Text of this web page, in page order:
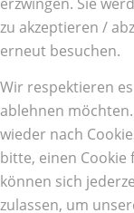
zu akzeptieren /
erneut besuchen.
Wir respektieren
ablehnen
wieder nach
bitte, einen Cookie
können sich
zulassen, um